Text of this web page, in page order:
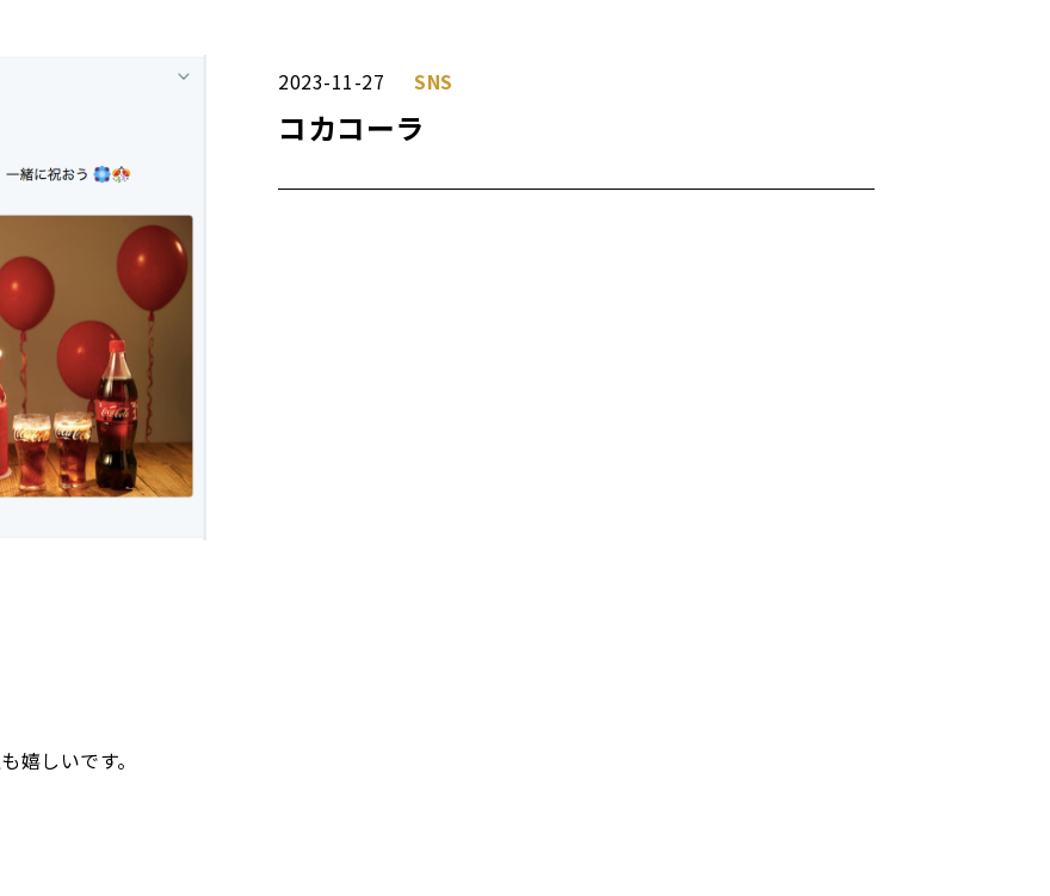
2023-11-27 SNS
コカコーラ
嬉しいです。